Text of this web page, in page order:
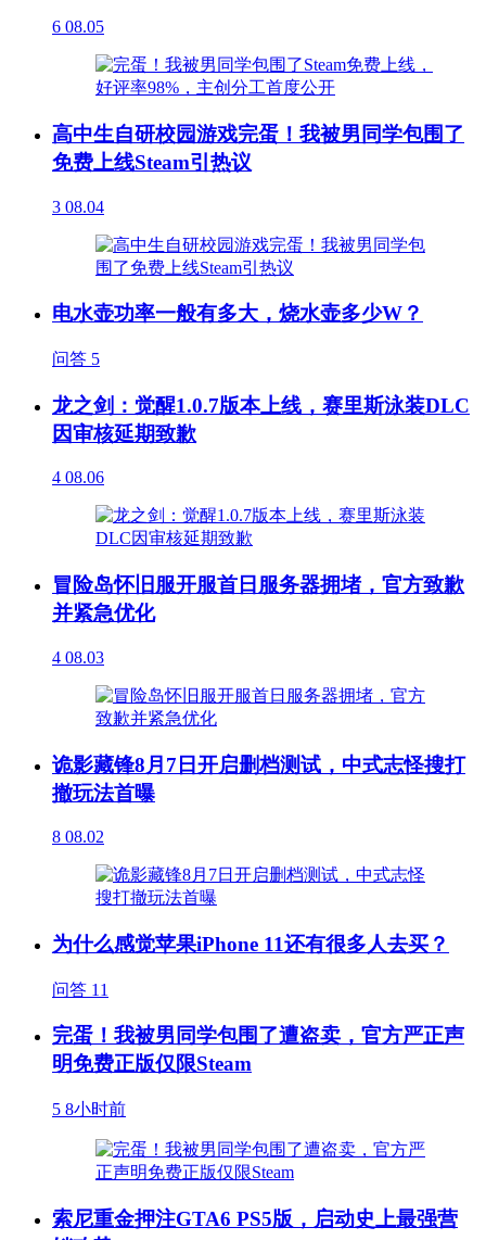
6 08.05
高中生自研校园游戏完蛋！我被男同学包围了
免费上线Steam引热议
3 08.04
电水壶功率一般有多大，烧水壶多少W？
问答 5
龙之剑：觉醒1.0.7版本上线，赛里斯泳装DLC
因审核延期致歉
4 08.06
冒险岛怀旧服开服首日服务器拥堵，官方致歉
并紧急优化
4 08.03
诡影藏锋8月7日开启删档测试，中式志怪搜打
撤玩法首曝
8 08.02
为什么感觉苹果iPhone 11还有很多人去买？
问答 11
完蛋！我被男同学包围了遭盗卖，官方严正声
明免费正版仅限Steam
5 8小时前
索尼重金押注GTA6 PS5版，启动史上最强营